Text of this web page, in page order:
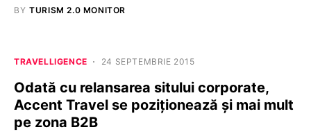
BY TURISM 2.0 MONITOR
TRAVELLIGENCE 24 SEPTEMBRIE 2015
Odată cu relansarea sitului corporate,
Accent Travel se poziționează și mai mult
pe zona B2B